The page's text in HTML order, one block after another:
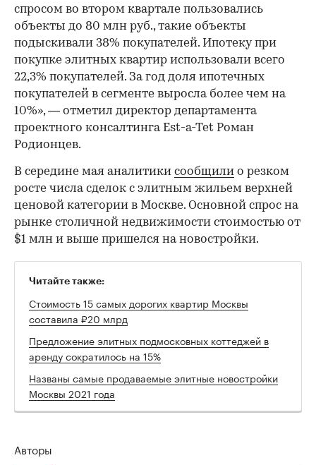
спросом во втором квартале пользовались
объекты до 80 млн руб., такие объекты
подыскивали 38% покупателей. Ипотеку при
покупке элитных квартир использовали всего
22,3% покупателей. За год доля ипотечных
покупателей в сегменте выросла более чем на
10%», — отметил директор департамента
проектного консалтинга Est-a-Tet Роман
Родионцев.
В середине мая аналитики сообщили о резком
росте числа сделок с элитным жильем верхней
ценовой категории в Москве. Основной спрос на
рынке столичной недвижимости стоимостью от
$1 млн и выше пришелся на новостройки.
Читайте также:
Стоимость 15 самых дорогих квартир Москвы
составила ₽20 млрд
Предложение элитных подмосковных коттеджей в
аренду сократилось на 15%
Названы самые продаваемые элитные новостройки
Москвы 2021 года
Авторы